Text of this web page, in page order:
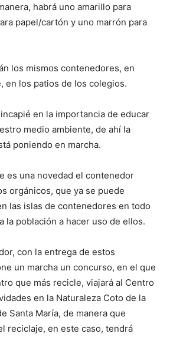
habrá uno amarillo para
papel/cartón y uno marrón para
los mismos contenedores, en
en los patios de los colegios.
en la importancia de educar
medio ambiente, de ahí la
poniendo en marcha.
es una novedad el contenedor
orgánicos, que ya se puede
las islas de contenedores en todo
la población a hacer uso de ellos.
con la entrega de estos
un marcha un concurso, en el que
que más recicle, viajará al Centro
en la Naturaleza Coto de la
Santa María, de manera que
reciclaje, en este caso, tendrá